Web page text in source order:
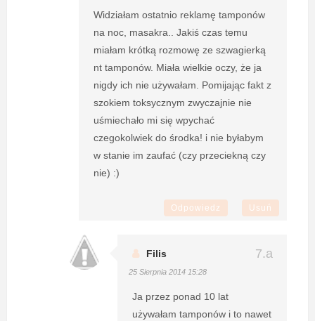
Widziałam ostatnio reklamę tamponów
na noc, masakra.. Jakiś czas temu
miałam krótką rozmowę ze szwagierką
nt tamponów. Miała wielkie oczy, że ja
nigdy ich nie używałam. Pomijając fakt z
szokiem toksycznym zwyczajnie nie
uśmiechało mi się wpychać
czegokolwiek do środka! i nie byłabym
w stanie im zaufać (czy przeciekną czy
nie) :)
Odpowiedz Usuń
Filis
25 Sierpnia 2014 15:28
Ja przez ponad 10 lat
używałam tamponów i to nawet